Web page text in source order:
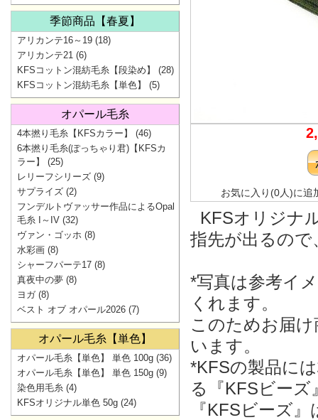
お気に入り(0人)に追
KFSオリジナ
指先が出るので
*写真は参考イ
くれます。
このためお届
います。
*KFSの製品に
る『KFSビー
『KFSビーズ
季節商品【春夏】
アリカンテ16～19 (18)
アリカンテ21 (6)
KFSコットン混紡毛糸【段染め】
(28)
KFSコットン混紡毛糸【単色】
(5)
オパール毛糸
4本撚り毛糸【KFSカラー】
(46)
6本撚り毛糸(ぽっちゃり君)【KFSカ
ラー】
(25)
レリーフシリーズ (9)
サプライズ (2)
フンデルトヴァッサー作品によるOpal
毛糸 I～IV (32)
ヴァン・ゴッホ (8)
水彩画 (8)
シャーフパーテ17 (8)
真夜中の夢 (8)
ヨガ(8)
ベスト オブ オパール2026 (7)
オパール毛糸【単色】
オパール毛糸【単色】 単色 100g (36)
オパール毛糸【単色】 単色 150g (9)
染色用毛糸 (4)
KFSオリジナル単色 50g (24)